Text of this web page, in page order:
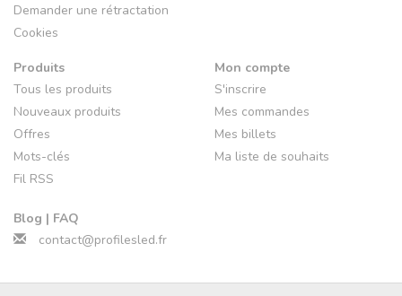
Demander une rétractation
Cookies
Produits
Tous les produits
Nouveaux produits
Offres
Mots-clés
Fil RSS
Blog | FAQ
Mon compte
S'inscrire
Mes commandes
Mes billets
Ma liste de souhaits
contact@profilesled.fr